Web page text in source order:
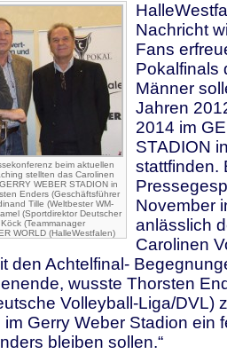
beim aktuellen
stellten das Carolinen
WEBER STADION in
Enders (Geschäftsführer
Tille (Weltbester WM-
(Sportdirektor Deutscher
(Teammanager
WORLD (HalleWestfalen)
Nachricht
Fans
Pokalfinals
Männer
Jahren
2014 im
STADION
stattfinden.
November
anlässlich
Carolinen
den Achtelfinal-
wusste Thorsten
Volleyball-Liga/DVL)
im Gerry Weber Stadion ein
bleiben sollen.“